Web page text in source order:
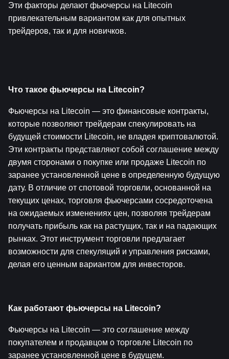
Эти факторы делают фьючерсы на Litecoin
привлекательным вариантом как для опытных
трейдеров, так и для новичков.
Что такое фьючерсы на Litecoin?
Фьючерсы на Litecoin — это финансовые контракты,
которые позволяют трейдерам спекулировать на
будущей стоимости Litecoin, не владея криптовалютой.
Эти контракты представляют собой соглашение между
двумя сторонами о покупке или продаже Litecoin по
заранее установленной цене в определенную будущую
дату. В отличие от спотовой торговли, основанной на
текущих ценах, торговля фьючерсами сосредоточена
на ожидаемых изменениях цен, позволяя трейдерам
получать прибыль как на растущих, так и на падающих
рынках. Этот инструмент торговли предлагает
возможности для спекуляций и управления рисками,
делая его ценным вариантом для инвесторов.
Как работают фьючерсы на Litecoin?
Фьючерсы на Litecoin — это соглашение между
покупателем и продавцом о торговле Litecoin по
заранее установленной цене в будущем.